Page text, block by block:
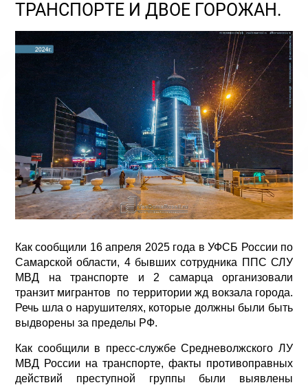
ТРАНСПОРТЕ И ДВОЕ ГОРОЖАН.
Как сообщили 16 апреля 2025 года в УФСБ России по
Самарской области, 4 бывших сотрудника ППС СЛУ
МВД на транспорте и 2 самарца организовали
транзит мигрантов по территории жд вокзала города.
Речь шла о нарушителях, которые должны были быть
выдворены за пределы РФ.
Как сообщили в пресс-службе Средневолжского ЛУ
МВД России на транспорте, факты противоправных
действий преступной группы были выявлены